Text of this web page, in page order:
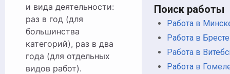
и вида деятельности:
раз в год (для
большинства
категорий), раз в два
года (для отдельных
видов работ).
Поиск работы
Работа в
Работа в Бресте
Работа в
Работа в